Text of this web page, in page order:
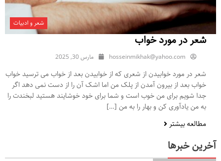
شعر و ادبیات
شعر در مورد خواب
hosseinmikhak@yahoo.com مارس 30, 2025
شعر در مورد خوابیدن از شعری که از خوابیدن بعد از خواب می ترسید خواب
خواب بعد از بیرون آمدن از پلک من اما اشک آن را از دست نمی دهد اگر
جدا شویم برای من خوب است و شما برای خود خوشایند هستید لبخندت را
به من یادآوری کن و بهار را به من […]
مطالعه بیشتر
آخرین خبرها